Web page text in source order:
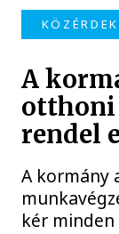
A
otthoni
rendel
A kormány
kér